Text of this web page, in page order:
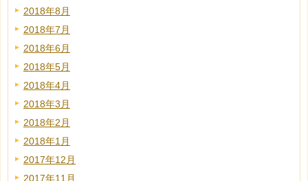
2018年8月
2018年7月
2018年6月
2018年5月
2018年4月
2018年3月
2018年2月
2018年1月
2017年12月
2017年11月